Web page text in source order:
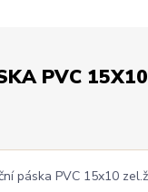
PVC 15X10